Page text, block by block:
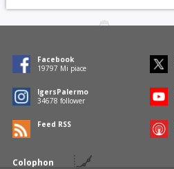
Colophon
Facebook
19797 Mi piace
IgersPalermo
34678 follower
Feed RSS